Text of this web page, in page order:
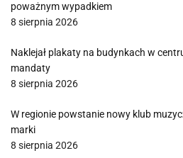
poważnym wypadkiem
8 sierpnia 2026
Naklejał plakaty na budynkach w
mandaty
8 sierpnia 2026
W regionie powstanie nowy klub
marki
8 sierpnia 2026